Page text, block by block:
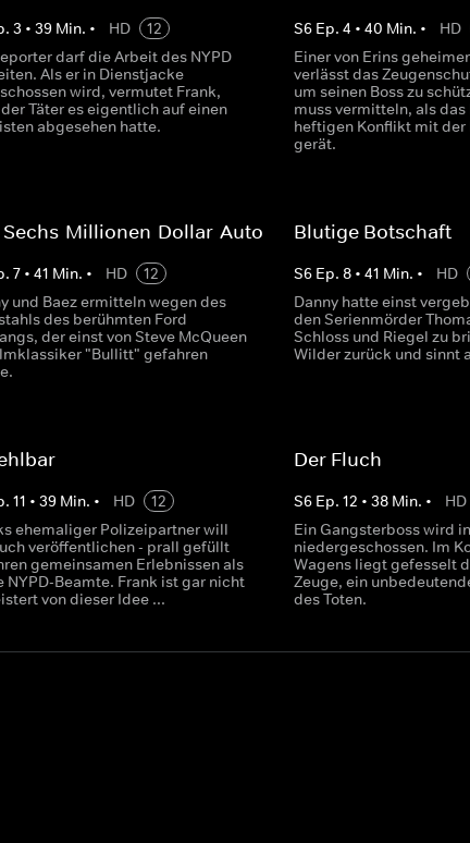
3 • 39Min. • HD
12
darf die Arbeit des NYPD
Als er in Dienstjacke
wird, vermutet Frank,
Täter es eigentlich auf einen
abgesehen hatte.
S6 Ep. 4 • 40 Min. • HD
Einer von Erins
verlässt das
um seinen Boss zu
muss vermitteln, als das
heftigen Konflikt mit der
gerät.
Sechs-Millionen-Dollar-Auto
7• 41 Min. • HD
12
und Baez ermitteln wegen des
des berühmten Ford
der einst von Steve McQueen
"Bullitt" gefahren
Blutige Botschaft
S6 Ep. 8• 41 Min. • HD
Danny hatte einst
den Serienmörder
Schloss und Riegel zu
Wilder zurück und sinnt
11 • 39Min. • HD
12
ehemaliger Polizeipartner will
veröffentlichen - prall gefüllt
gemeinsamen Erlebnissen als
NYPD-Beamte. Frank ist gar nicht
von dieser Idee ...
Der Fluch
S6 Ep. 12 • 38Min. • HD
Ein Gangsterboss wird
niedergeschossen. Im
Wagens liegt gefesselt
Zeuge, ein
des Toten.